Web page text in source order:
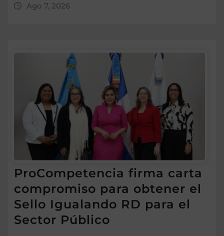
Ago 7, 2026
ProCompetencia firma carta
compromiso para obtener el
Sello Igualando RD para el
Sector Público